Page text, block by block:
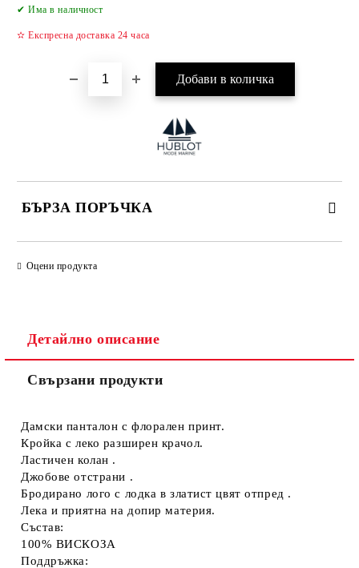
✔ Има в наличност
✫ Експресна доставка 24 часа
БЪРЗА ПОРЪЧКА
Ние ще се свържем с вас в рамките на работния ден.
Оцени продукта
Детайлно описание
Свързани продукти
Дамски панталон с флорален принт.
Кройка с леко разширен крачол.
Ластичен колан .
Джобове отстрани .
Бродирано лого с лодка в златист цвят отпред .
Лека и приятна на допир материя.
Състав:
100% ВИСКОЗА
Поддръжка: